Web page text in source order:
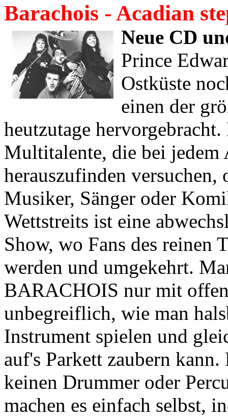
Barachois - Acadian
Neue CD
Prince
Ostküste
einen der
heutzutage
Multitalente, die bei jedem
herauszufinden versuchen,
Musiker, Sänger oder
Wettstreits ist eine
Show, wo Fans des reinen
werden und umgekehrt.
BARACHOIS nur mit
unbegreiflich, wie man
Instrument spielen und
auf's Parkett zaubern
keinen Drummer oder
machen es einfach selbst,